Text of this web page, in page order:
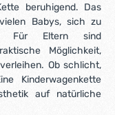
beruhigend. Das
Babys, sich zu
Für Eltern sind
Möglichkeit,
Ob schlicht,
Kinderwagenkette
auf natürliche